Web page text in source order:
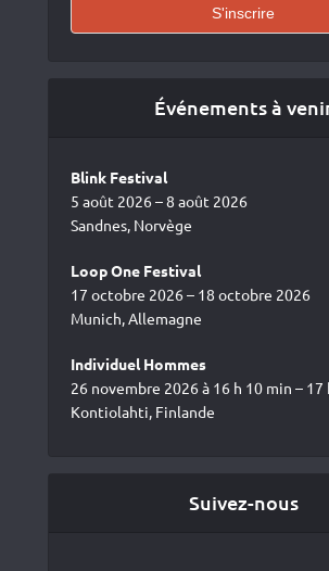
Événements à
Blink Festival
5 août 2026 – 8 août 2026
Sandnes, Norvège
Loop One Festival
17 octobre 2026 – 18 octobre 2026
Munich, Allemagne
Individuel Hommes
26 novembre 2026 à 16 h 10 min – 17
Kontiolahti, Finlande
Suivez-nous